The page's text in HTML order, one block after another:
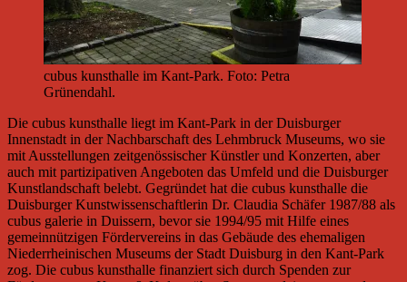
cubus kunsthalle im Kant-Park. Foto: Petra
Grünendahl.
Die cubus kunsthalle liegt im Kant-Park in der Duisburger
Innenstadt in der Nachbarschaft des Lehmbruck Museums, wo sie
mit Ausstellungen zeitgenössischer Künstler und Konzerten, aber
auch mit partizipativen Angeboten das Umfeld und die Duisburger
Kunstlandschaft belebt. Gegründet hat die cubus kunsthalle die
Duisburger Kunstwissenschaftlerin Dr. Claudia Schäfer 1987/88 als
cubus galerie in Duissern, bevor sie 1994/95 mit Hilfe eines
gemeinnützigen Fördervereins in das Gebäude des ehemaligen
Niederrheinischen Museums der Stadt Duisburg in den Kant-Park
zog. Die cubus kunsthalle finanziert sich durch Spenden zur